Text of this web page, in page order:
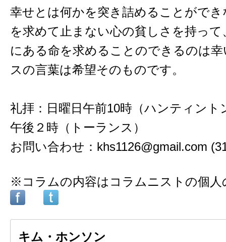
幸せとは何かを突き詰めることがで
を求めて止まない心の貧しさを持っ
にある命を求めることのできるのは
スの言葉は希望そのものです。
礼拝：日曜日午前10時（ハンティント
午後２時（トーランス）
お問い合わせ：khs1126@gmail.com
※コラムの内容はコラムニストの個人
キム・ホンソン